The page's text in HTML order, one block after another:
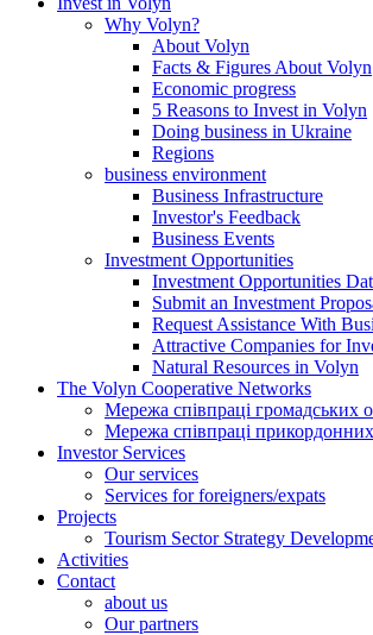
Why Volyn?
About Volyn
Facts & Figures About Volyn
Economic progress
5 Reasons to Invest in Volyn
Doing business in Ukraine
Regions
business environment
Business Infrastructure
Investor's Feedback
Business Events
Investment Opportunities
Investment Opportunities
Submit an Investment
Request Assistance With
Attractive Companies for
Natural Resources in Volyn
The Volyn Cooperative Networks
Мережа співпраці громадських
Мережа співпраці
Investor Services
Our services
Services for foreigners/expats
Projects
Tourism Sector Strategy
Activities
Contact
about us
Our partners